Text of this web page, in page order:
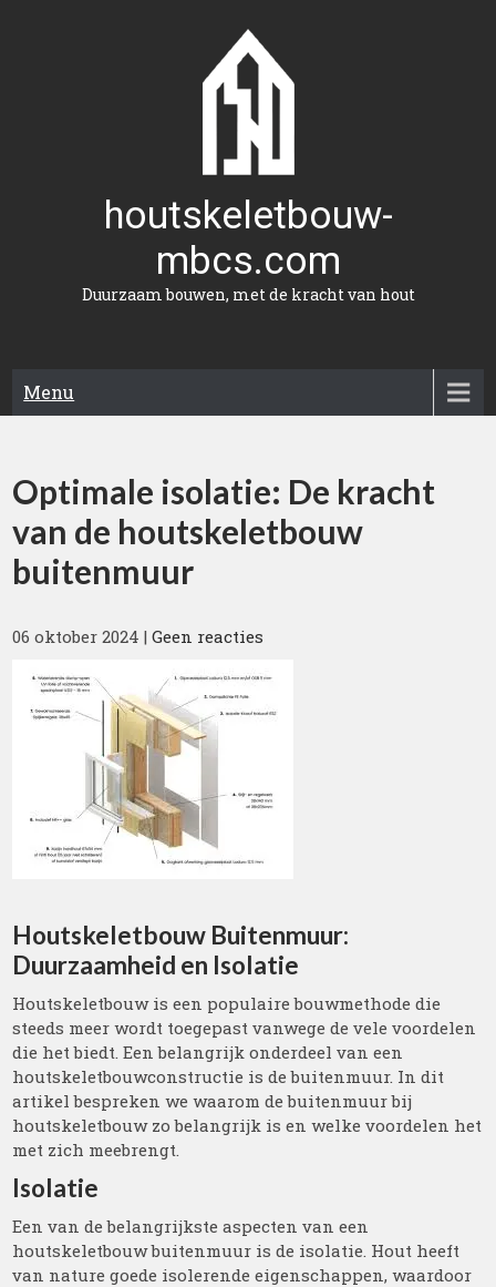
houtskeletbouw-
mbcs.com
Duurzaam bouwen, met de kracht van hout
Menu
Optimale isolatie: De kracht
van de houtskeletbouw
buitenmuur
06 oktober 2024 |Geen reacties
Houtskeletbouw Buitenmuur:
Duurzaamheid en Isolatie
Houtskeletbouw is een populaire bouwmethode die
steeds meer wordt toegepast vanwege de vele voordelen
die het biedt. Een belangrijk onderdeel van een
houtskeletbouwconstructie is de buitenmuur. In dit
artikel bespreken we waarom de buitenmuur bij
houtskeletbouw zo belangrijk is en welke voordelen het
met zich meebrengt.
Isolatie
Een van de belangrijkste aspecten van een
houtskeletbouw buitenmuur is de isolatie. Hout heeft
van nature goede isolerende eigenschappen, waardoor